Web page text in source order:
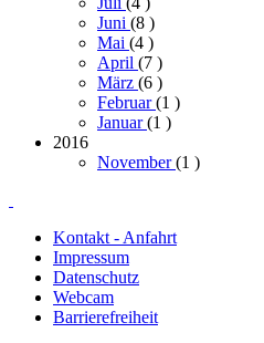
Juni (8 )
Mai (4 )
April (7 )
März (6 )
Februar(1 )
Januar(1 )
2016
November(1 )
Kontakt - Anfahrt
Impressum
Datenschutz
Webcam
Barrierefreiheit